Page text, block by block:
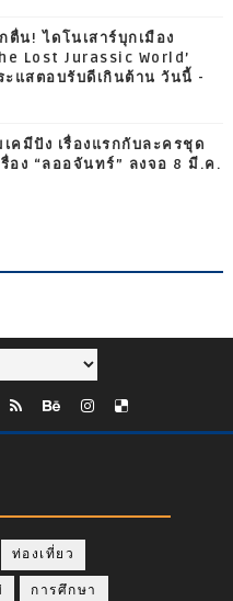
น! ไดโนเสาร์บุกเมือง
Lost Jurassic World’
แสตอบรับดีเกินต้าน วันนี้ -
คมีปัง เรื่องแรกกับละครชุด
รื่อง “ลออจันทร์” ลงจอ 8 มี.ค.
ท่องเที่ยว
การศึกษา